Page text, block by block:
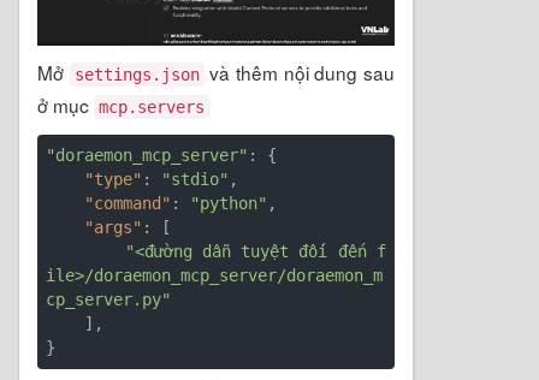
Mở settings.json và thêm nội dung sau
ở mục mcp.servers
"doraemon_mcp_server" : {
"type" : "stdio" ,
"command" : "python" ,
"args" : [
"<đường dẫn tuyệt đối đến f
ile>/doraemon_mcp_server/doraemon_m
cp_server.py"